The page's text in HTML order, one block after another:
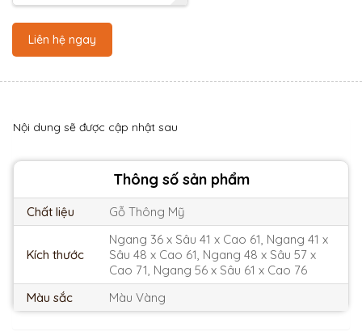
Liên hệ ngay
Thông số sản phẩm
Chất liệu Gỗ Thông Mỹ
Kích thước
Ngang 36 x Sâu 41 x Cao 61, Ngang 41 x
Sâu 48 x Cao 61, Ngang 48 x Sâu 57 x
Cao 71, Ngang 56 x Sâu 61 x Cao 76
Màu sắc
Màu Vàng
Nội dung sẽ được cập nhật sau